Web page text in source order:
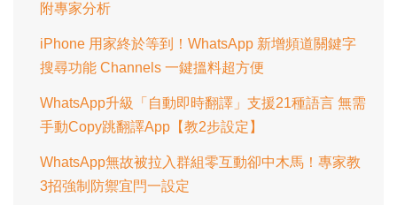
附專家分析
iPhone 用家終於等到！WhatsApp 新增頻道關鍵字
搜尋功能 Channels 一鍵搵料超方便
WhatsApp升級「自動即時翻譯」支援21種語言 無需
手動Copy跳翻譯App【教2步設定】
WhatsApp無故被拉入群組零互動卻中木馬！專家教
3招強制防禦宜閂一設定